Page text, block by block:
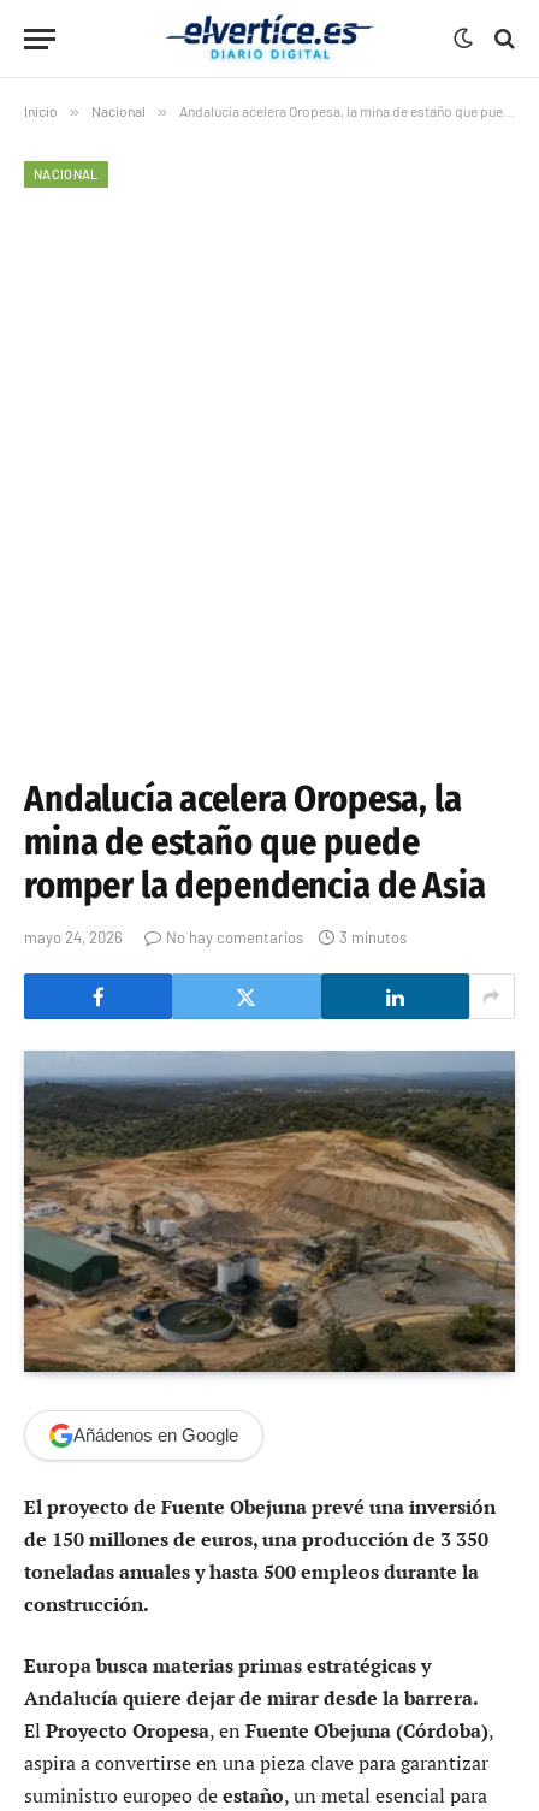
Inicio » Nacional » Andalucía acelera Oropesa, la mina de estaño que puede romper la dependencia de Asia
NACIONAL
Andalucía acelera Oropesa, la
mina de estaño que puede
romper la dependencia de Asia
mayo 24, 2026 No hay comentarios 3 minutos
Añádenos en Google
El proyecto de Fuente Obejuna prevé una inversión
de 150 millones de euros, una producción de 3 350
toneladas anuales y hasta 500 empleos durante la
construcción.
Europa busca materias primas estratégicas y
Andalucía quiere dejar de mirar desde la barrera.
El Proyecto Oropesa, en Fuente Obejuna (Córdoba),
aspira a convertirse en una pieza clave para garantizar
suministro europeo deestaño, un metal esencial para